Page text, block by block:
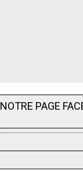
NOTRE PAGE